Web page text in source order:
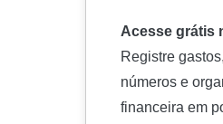
Acesse grátis
Registre
números e
financeira em